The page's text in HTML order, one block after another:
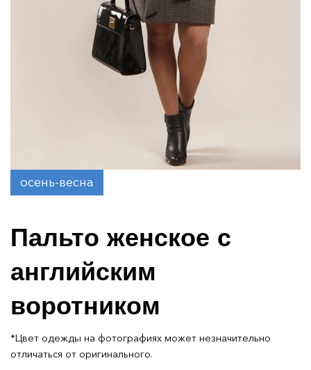
осень-весна
Пальто женское с
английским
воротником
*Цвет одежды на фотографиях может незначительно
отличаться от оригинального.